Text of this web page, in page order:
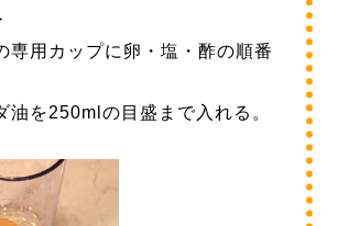
専用カップに卵・塩・酢の順番
油を250mlの目盛まで入れる。